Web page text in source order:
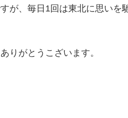
が、毎日1回は東北に思いを
りがとうこざいます。